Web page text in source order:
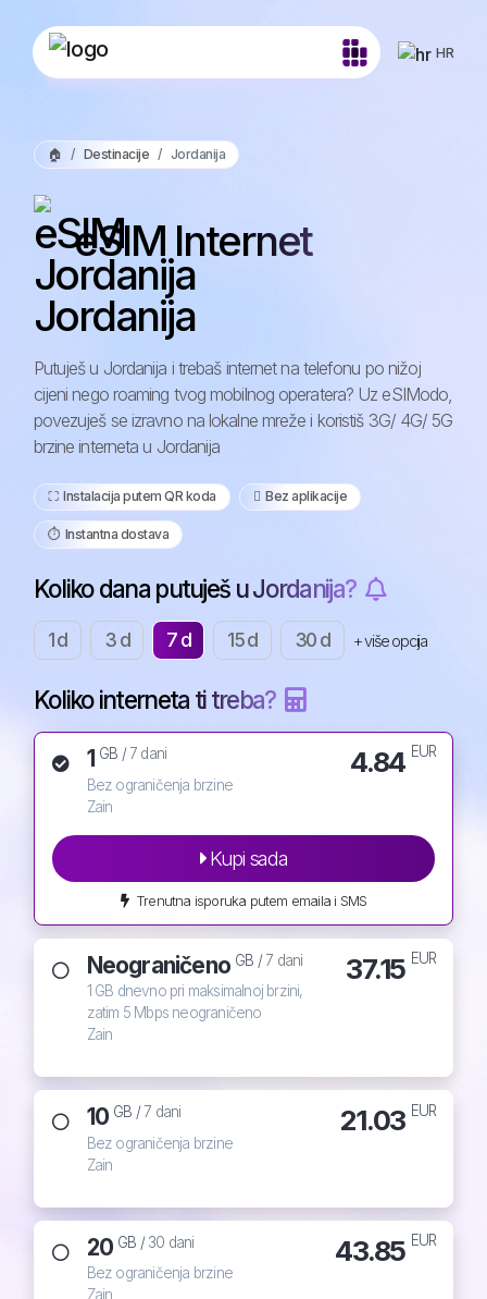
HR
🏠 Destinacije Jordanija
eSIM Internet
Jordanija
Putuješ u Jordanija i trebaš internet na telefonu po nižoj
cijeni nego roaming tvog mobilnog operatera? Uz eSIModo,
povezuješ se izravno na lokalne mreže i koristiš 3G/ 4G/ 5G
brzine interneta u Jordanija
⛶️️ Instalacija putem QR koda ️ Bez aplikacije
⏱️️ Instantna dostava
Koliko dana putuješ u Jordanija?
1 d 3 d 7 d 15 d 30 d + više opcija
Koliko interneta ti treba?
1 GB /7 dani
Bez ograničenja brzine
Zain
4.84 EUR
Kupi sada
Trenutna isporuka putem emaila i SMS
Neograničeno GB /7 dani
1 GB dnevno pri maksimalnoj brzini,
zatim 5 Mbps neograničeno
Zain
37.15 EUR
10 GB /7 dani
Bez ograničenja brzine
Zain
21.03 EUR
20 GB /30 dani
Bez ograničenja brzine
Zain
43.85 EUR